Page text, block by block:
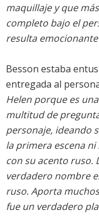
maquillaje y que
completo bajo el
resulta
Besson estaba
entregada al
Helen porque es
multitud de
personaje, ideando
la primera escena
con su acento ruso.
verdadero nombre
ruso. Aporta
fue un verdadero